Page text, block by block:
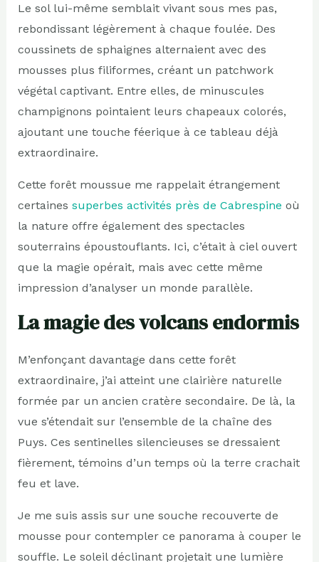
Le sol lui-même semblait vivant sous mes pas,
rebondissant légèrement à chaque foulée. Des
coussinets de sphaignes alternaient avec des
mousses plus filiformes, créant un patchwork
végétal captivant. Entre elles, de minuscules
champignons pointaient leurs chapeaux colorés,
ajoutant une touche féerique à ce tableau déjà
extraordinaire.
Cette forêt moussue me rappelait étrangement
certaines superbes activités près de Cabrespine où
la nature offre également des spectacles
souterrains époustouflants. Ici, c’était à ciel ouvert
que la magie opérait, mais avec cette même
impression d’analyser un monde parallèle.
La magie des volcans endormis
M’enfonçant davantage dans cette forêt
extraordinaire, j’ai atteint une clairière naturelle
formée par un ancien cratère secondaire. De là, la
vue s’étendait sur l’ensemble de la chaîne des
Puys. Ces sentinelles silencieuses se dressaient
fièrement, témoins d’un temps où la terre crachait
feu et lave.
Je me suis assis sur une souche recouverte de
mousse pour contempler ce panorama à couper le
souffle. Le soleil déclinant projetait une lumière